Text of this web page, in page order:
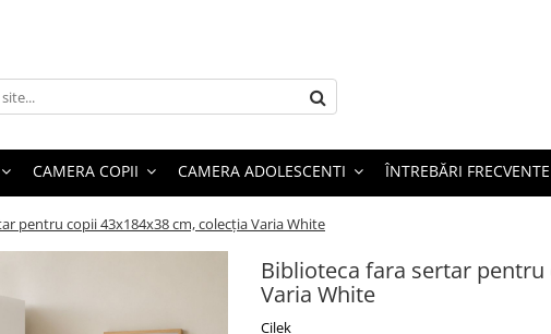
CAMERA COPII CAMERA ADOLESCENTI ÎNTREBĂRI FRECVENTE
pentru copii 43x184x38 cm, colecția Varia White
Biblioteca fara sertar
Varia White
Cilek